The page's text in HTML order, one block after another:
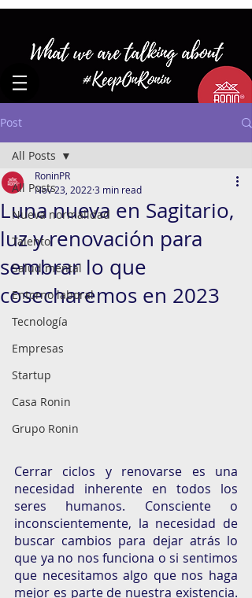
Post
All Posts
Nueva normalidad
Talento
Salud mental
Entorno laboral
Tecnología
Empresas
Startup
Casa Ronin
Grupo Ronin
All Posts
Luna nueva en Sagitario,
luz y renovación para
sembrar lo que
cosecharemos en 2023
RoninPR
Nov 23, 2022 3 min read
Cerrar ciclos y renovarse es una
necesidad inherente en todos los
seres humanos. Consciente o
inconscientemente, la necesidad de
buscar cambios para dejar atrás lo
que ya no nos funciona o si sentimos
que necesitamos algo que nos haga
mejor es parte de nuestra existencia.